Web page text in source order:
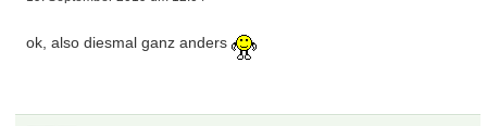
ok, also diesmal ganz anders